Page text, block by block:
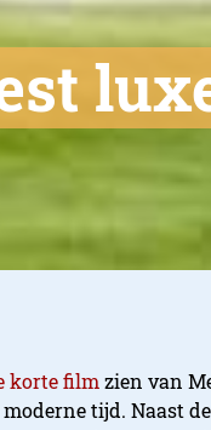
korte filmzien van
tijd. Naast